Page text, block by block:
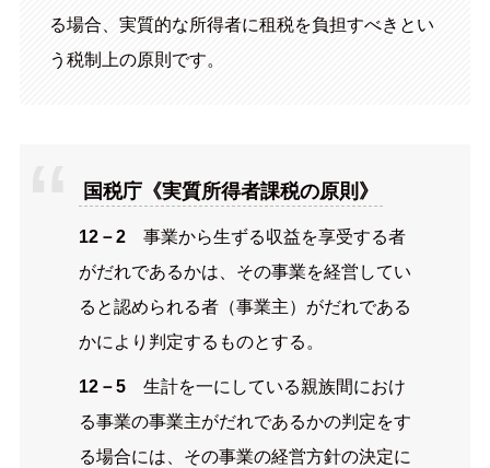
る場合、実質的な所得者に租税を負担すべきとい
う税制上の原則です。
国税庁《実質所得者課税の原則》
12－2事業から生ずる収益を享受する者
がだれであるかは、その事業を経営してい
ると認められる者（事業主）がだれである
かにより判定するものとする。
12－5 生計を一にしている親族間におけ
る事業の事業主がだれであるかの判定をす
る場合には、その事業の経営方針の決定に